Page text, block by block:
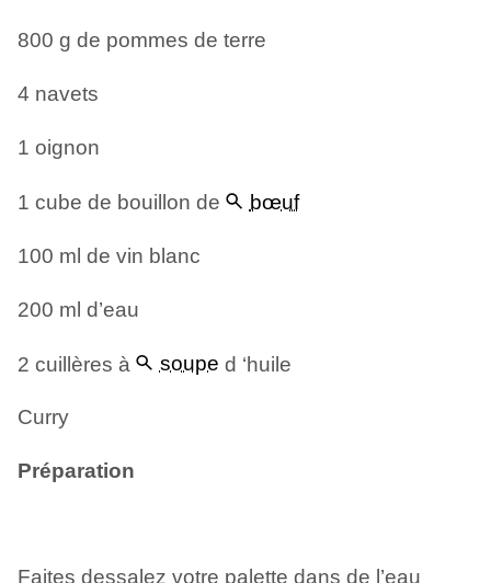
800 g de pommes de terre
4 navets
1 oignon
1 cube de bouillon de bœuf
100 ml de vin blanc
200 ml d’eau
2 cuillères à soupe d ‘huile
Curry
Préparation
Faites dessalez votre palette dans de l’eau